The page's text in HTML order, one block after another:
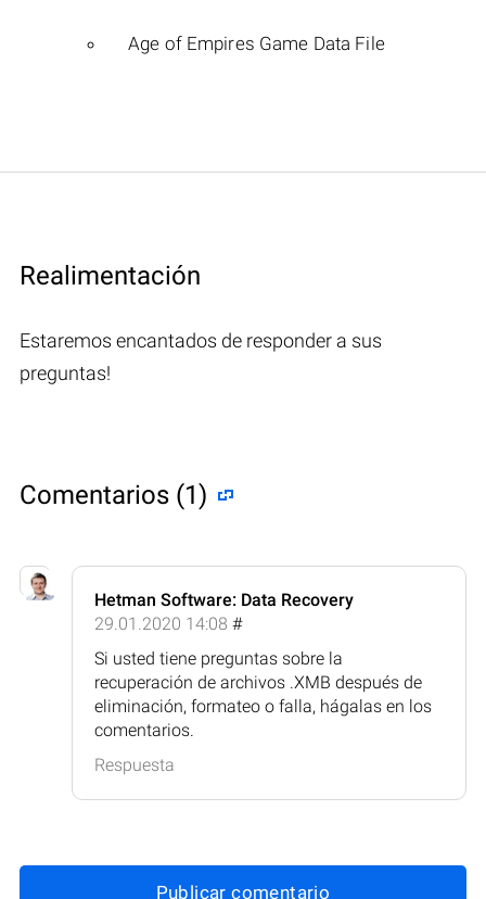
Age of Empires Game Data File
Realimentación
Estaremos encantados de responder a sus
preguntas!
Comentarios (1)
Hetman Software: Data Recovery
29.01.2020 14:08 #
Si usted tiene preguntas sobre la
recuperación de archivos .XMB después de
eliminación, formateo o falla, hágalas en los
comentarios.
Respuesta
Publicar comentario